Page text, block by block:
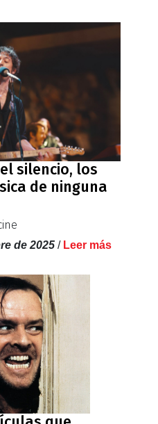
silencio, los
de ninguna
de 2025 / Leer más